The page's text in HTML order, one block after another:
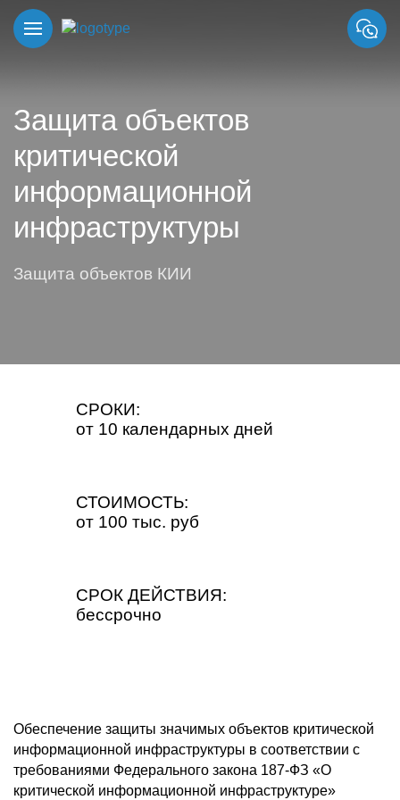
Защита объектов
критической
информационной
инфраструктуры
Защита объектов КИИ
СРОКИ:
от 10 календарных дней
СТОИМОСТЬ:
от 100 тыс. руб
СРОК ДЕЙСТВИЯ:
бессрочно
Обеспечение защиты значимых объектов критической
информационной инфраструктуры в соответствии с
требованиями Федерального закона 187-ФЗ «О
критической информационной инфраструктуре»